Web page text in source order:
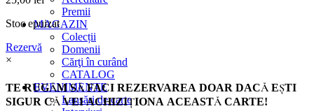
Premii
MAGAZIN
Colecții
Domenii
Cărţi în curând
CATALOG
EVENIMENTE
Lansări de carte
Stoc epuizat
Rezervă
×
TE RUGĂM SĂ FACI REZERVAREA DOAR DACĂ EŞTI
SIGUR CĂ VEI ACHIZIŢIONA ACEASTĂ CARTE!